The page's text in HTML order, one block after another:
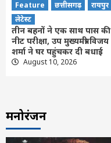
Feature छत्तीसगढ़
रायपुर
लेटेस्ट
तीन बहनों ने एक साथ पास की
नीट परीक्षा, उप मुख्यमंत्री विजय
शर्मा ने घर पहुंचकर दी बधाई
August 10, 2026
मनोरंजन